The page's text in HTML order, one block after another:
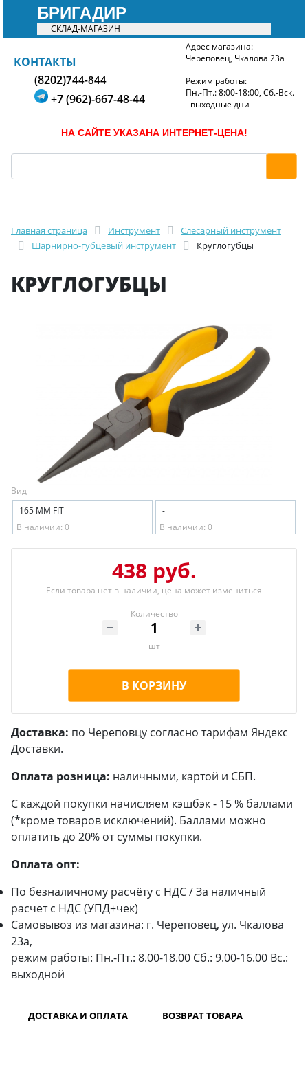
БРИГАДИР
СКЛАД-МАГАЗИН
БРИГАДИР
КОНТАКТЫ
(8202)744-844
+7 (962)-667-48-44
Адрес магазина:
Череповец, Чкалова 23а
Режим работы:
Пн.-Пт.: 8:00-18:00, Сб.-Вск.
- выходные дни
НА САЙТЕ УКАЗАНА ИНТЕРНЕТ-ЦЕНА!
Главная страница Инструмент
Слесарный инструмент
Шарнирно-губцевый инструмент
Круглогубцы
КРУГЛОГУБЦЫ
Вид
165 ММ FIT
В наличии: 0
-
В наличии: 0
438 руб.
Если товара нет в наличии, цена может измениться
Количество
шт
В КОРЗИНУ
Доставка: по Череповцу согласно тарифам Яндекс
Доставки.
Оплата розница: наличными, картой и СБП.
С каждой покупки начисляем кэшбэк - 15 % баллами
(*кроме товаров исключений). Баллами можно
оплатить до 20% от суммы покупки.
Оплата опт:
По безналичному расчёту с НДС / За наличный
расчет с НДС (УПД+чек)
Самовывоз из магазина: г. Череповец, ул. Чкалова
23а,
режим работы: Пн.-Пт.: 8.00-18.00 Сб.: 9.00-16.00 Вс.:
выходной
ДОСТАВКА И ОПЛАТА ВОЗВРАТ ТОВАРА